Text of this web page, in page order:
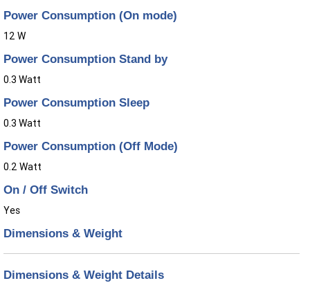
Power Consumption (On mode)
12 W
Power Consumption Stand by
0.3 Watt
Power Consumption Sleep
0.3 Watt
Power Consumption (Off Mode)
0.2 Watt
On / Off Switch
Yes
Dimensions & Weight
Dimensions & Weight Details